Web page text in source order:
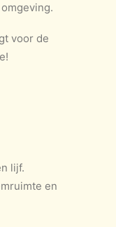
voor de
lijf.
en